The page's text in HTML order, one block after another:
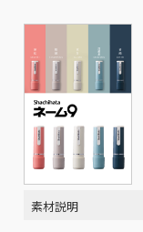
素材説明